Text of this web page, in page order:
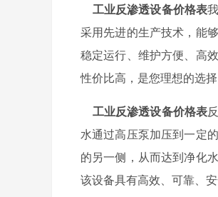
工业反渗透设备价格表
采用先进的生产技术，能
稳定运行、维护方便、高
性价比高，是您理想的选
工业反渗透设备价格表
水通过高压泵加压到一定
的另一侧，从而达到净化
该设备具有高效、可靠、